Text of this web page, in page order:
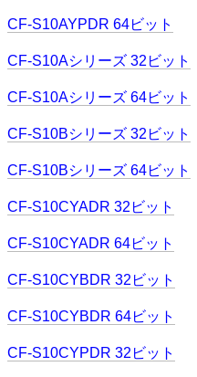
CF-S10AYPDR 64ビット
CF-S10Aシリーズ 32ビット
CF-S10Aシリーズ 64ビット
CF-S10Bシリーズ 32ビット
CF-S10Bシリーズ 64ビット
CF-S10CYADR 32ビット
CF-S10CYADR 64ビット
CF-S10CYBDR 32ビット
CF-S10CYBDR 64ビット
CF-S10CYPDR 32ビット